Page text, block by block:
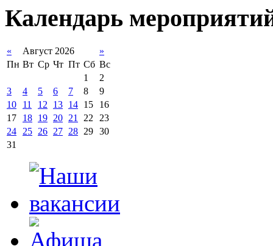
Календарь
« Август 2026
»
Пн Вт Ср Чт Пт Сб Вс
1
2
3
4 5 6 7 8
9
10
11 12 13 14 15
16
17
18 19 20 21 22
23
24
25 26 27 28 29 30
31